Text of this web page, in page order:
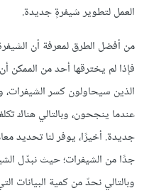
العمل لتطوير شيفرةٍ جديدة.
من أفضل الطرق لمعرفة أن
فإذا لم يخترقها أحد من الممكن
الذين سيحاولون كسر
عندما ينجحون، وبالتالي هناك
جديدة. أخيرًا، يوفر لنا تحديد
جدًا من الشيفرات؛ حيث نبدّل
وبالتالي نحدّ من كمية البيانات